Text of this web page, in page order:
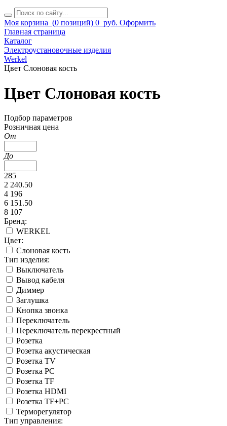
Моя корзина (0 позиций) 0 руб. Оформить
Главная страница
Каталог
Электроустановочные изделия
Werkel
Цвет Слоновая кость
Цвет Слоновая кость
Подбор параметров
Розничная цена
От
До
285
2 240.50
4 196
6 151.50
8 107
Бренд:
WERKEL
Цвет:
Слоновая кость
Тип изделия:
Выключатель
Вывод кабеля
Диммер
Заглушка
Кнопка звонка
Переключатель
Переключатель перекрестный
Розетка
Розетка акустическая
Розетка TV
Розетка PC
Розетка TF
Розетка HDMI
Розетка TF+PC
Терморегулятор
Тип управления: